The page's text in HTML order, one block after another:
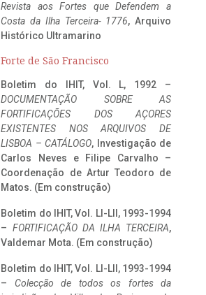
Revista aos Fortes que Defendem a
Costa da Ilha Terceira- 1776, Arquivo
Histórico Ultramarino
Forte de São Francisco
Boletim do IHIT, Vol. L, 1992 –
DOCUMENTAÇÃO SOBRE AS
FORTIFICAÇÕES DOS AÇORES
EXISTENTES NOS ARQUIVOS DE
LISBOA – CATÁLOGO, Investigação de
Carlos Neves e Filipe Carvalho –
Coordenação de Artur Teodoro de
Matos. (Em construção)
Boletim do IHIT, Vol. LI-LII, 1993-1994
– FORTIFICAÇÃO DA ILHA TERCEIRA,
Valdemar Mota. (Em construção)
Boletim do IHIT, Vol. LI-LII, 1993-1994
– Colecção de todos os fortes da